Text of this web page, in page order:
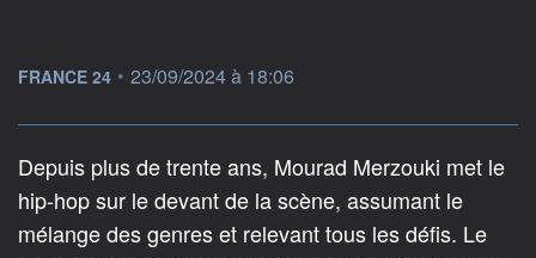
information fournie par
FRANCE 24 • 23/09/2024 à 18:06
Depuis plus de trente ans, Mourad Merzouki met le
hip-hop sur le devant de la scène, assumant le
mélange des genres et relevant tous les défis. Le